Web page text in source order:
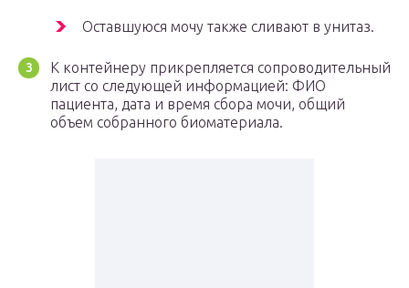
Оставшуюся мочу также сливают в унитаз.
К контейнеру прикрепляется сопроводительный
лист со следующей информацией: ФИО
пациента, дата и время сбора мочи, общий
объем собранного биоматериала.